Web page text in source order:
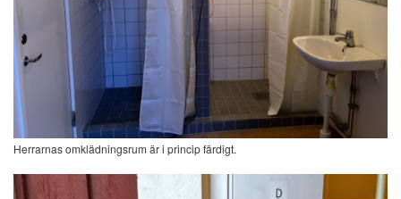
Herrarnas omklädningsrum är i princip färdigt.